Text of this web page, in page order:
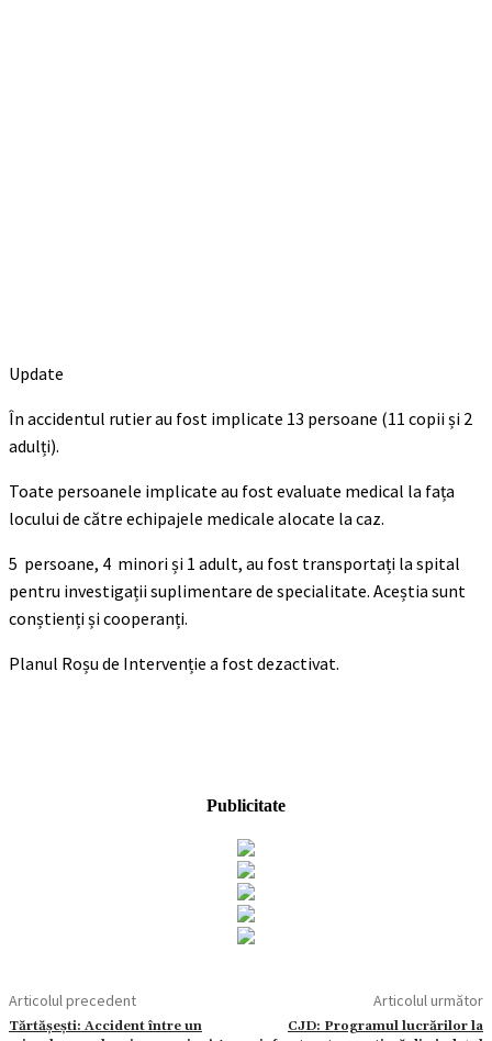
Update
În accidentul rutier au fost implicate 13 persoane (11 copii și 2
adulți).
Toate persoanele implicate au fost evaluate medical la fața
locului de către echipajele medicale alocate la caz.
5 persoane, 4 minori și 1 adult, au fost transportați la spital
pentru investigații suplimentare de specialitate. Aceștia sunt
conștienți și cooperanți.
Planul Roșu de Intervenție a fost dezactivat.
Publicitate
Articolul precedent
Tărtășești: Accident între un
Articolul următor
CJD: Programul lucrărilor la